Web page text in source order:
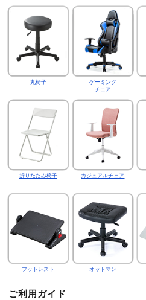
丸椅子
ゲーミング
チェア
折りたたみ椅子 カジュアルチェア
フットレスト オットマン
ご利用ガイド